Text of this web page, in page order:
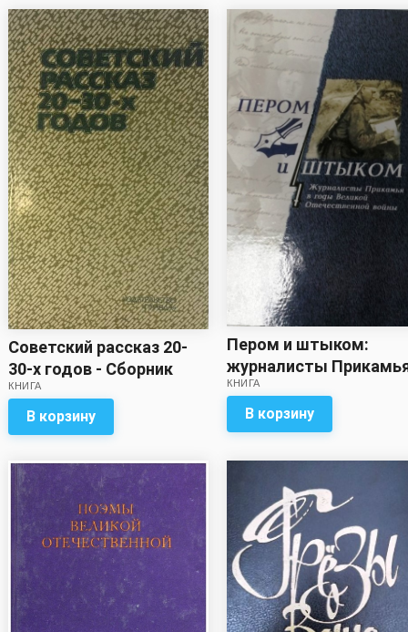
Советский рассказ 20-
30-х годов - Сборник
КНИГА
В корзину
Пером и штыком:
журналисты
годы Великой
Отечественной войны
Сборник
КНИГА
В корзину